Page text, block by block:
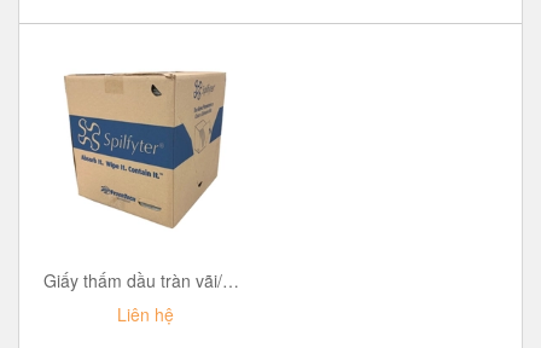
Giấy thấm dầu tràn vãi/Tấm thấm tràn dầu Spilfyter Oil-Only Absorbent Pad
Liên hệ